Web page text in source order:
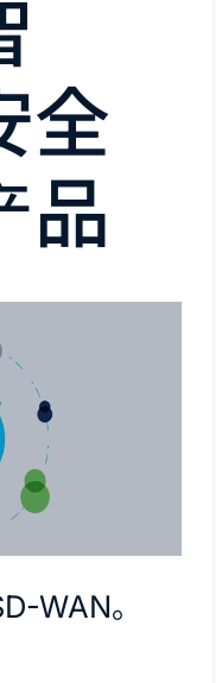
全
品
WAN。